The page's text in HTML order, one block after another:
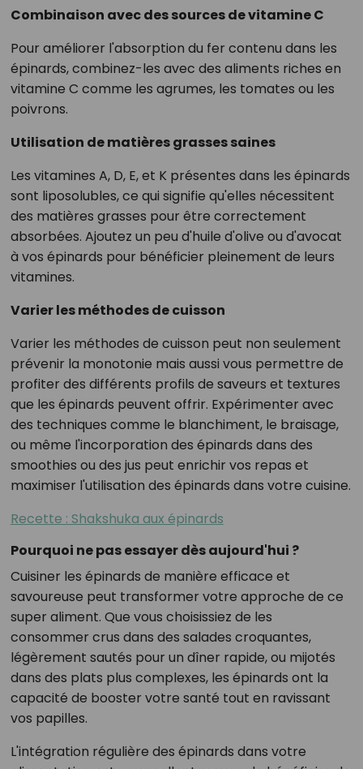
Combinaison avec des sources de vitamine C
Pour améliorer l'absorption du fer contenu dans les
épinards, combinez-les avec des aliments riches en
vitamine C comme les agrumes, les tomates ou les
poivrons.
Utilisation de matières grasses saines
Les vitamines A, D, E, et K présentes dans les épinards
sont liposolubles, ce qui signifie qu'elles nécessitent
des matières grasses pour être correctement
absorbées. Ajoutez un peu d'huile d'olive ou d'avocat
à vos épinards pour bénéficier pleinement de leurs
vitamines.
Varier les méthodes de cuisson
Varier les méthodes de cuisson peut non seulement
prévenir la monotonie mais aussi vous permettre de
profiter des différents profils de saveurs et textures
que les épinards peuvent offrir. Expérimenter avec
des techniques comme le blanchiment, le braisage,
ou même l'incorporation des épinards dans des
smoothies ou des jus peut enrichir vos repas et
maximiser l'utilisation des épinards dans votre cuisine.
Recette : Shakshuka aux épinards
Pourquoi ne pas essayer dès aujourd'hui ?
Cuisiner les épinards de manière efficace et
savoureuse peut transformer votre approche de ce
super aliment. Que vous choisissiez de les
consommer crus dans des salades croquantes,
légèrement sautés pour un dîner rapide, ou mijotés
dans des plats plus complexes, les épinards ont la
capacité de booster votre santé tout en ravissant
vos papilles.
L'intégration régulière des épinards dans votre